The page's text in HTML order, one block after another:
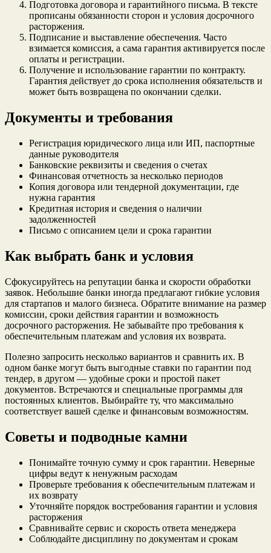
Подготовка договора и гарантийного письма. В тексте
прописаны обязанности сторон и условия досрочного
расторжения.
Подписание и выставление обеспечения. Часто
взимается комиссия, а сама гарантия активируется после
оплаты и регистрации.
Получение и использование гарантии по контракту.
Гарантия действует до срока исполнения обязательств и
может быть возвращена по окончании сделки.
Документы и требования
Регистрация юридического лица или ИП, паспортные
данные руководителя
Банковские реквизиты и сведения о счетах
Финансовая отчетность за несколько периодов
Копия договора или тендерной документации, где
нужна гарантия
Кредитная история и сведения о наличии
задолженностей
Письмо с описанием цели и срока гарантии
Как выбрать банк и условия
Сфокусируйтесь на репутации банка и скорости обработки
заявок. Небольшие банки иногда предлагают гибкие условия
для стартапов и малого бизнеса. Обратите внимание на размер
комиссии, сроки действия гарантии и возможность
досрочного расторжения. Не забывайте про требования к
обеспечительным платежам and условия их возврата.
Полезно запросить несколько вариантов и сравнить их. В
одном банке могут быть выгодные ставки по гарантии под
тендер, в другом — удобные сроки и простой пакет
документов. Встречаются и специальные программы для
постоянных клиентов. Выбирайте ту, что максимально
соответствует вашей сделке и финансовым возможностям.
Советы и подводные камни
Понимайте точную сумму и срок гарантии. Неверные
цифры ведут к ненужным расходам
Проверьте требования к обеспечительным платежам и
их возврату
Уточняйте порядок востребования гарантии и условия
расторжения
Сравнивайте сервис и скорость ответа менеджера
Соблюдайте дисциплину по документам и срокам